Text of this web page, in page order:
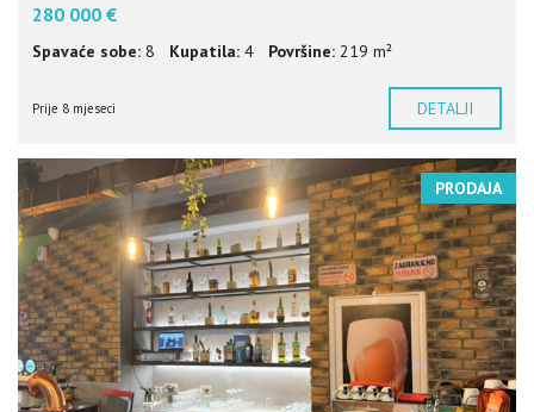
280 000 €
Spavaće sobe: 8 Kupatila: 4 Površine: 219 m²
Prije 8 mjeseci DETALJI
PRODAJA